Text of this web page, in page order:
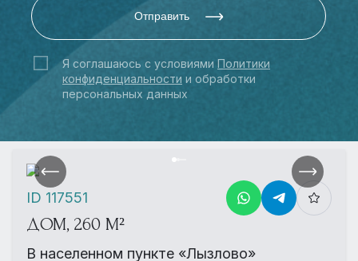
Я соглашаюсь с условиями Политики
конфиденциальности и обработки
персональных данных
Отправить
ДОМ, 260 М²
В населенном пункте «Лызлово»
ID 117551